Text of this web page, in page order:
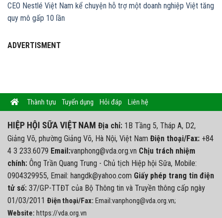
CEO Nestlé Việt Nam kể chuyện hỗ trợ một doanh nghiệp Việt tăng
quy mô gấp 10 lần
ADVERTISMENT
Thành tựu Tuyển dụng Hỏi đáp Liên hệ
HIỆP HỘI SỮA VIỆT NAM Địa chỉ: 1B Tầng 5, Tháp A, D2,
Giảng Võ, phường Giảng Võ, Hà Nội, Việt Nam Điện thoại/Fax: +84
4 3 233.6079 Email:vanphong@vda.org.vn Chịu trách nhiệm
chính: Ông Trần Quang Trung - Chủ tịch Hiệp hội Sữa, Mobile:
0904329955, Email: hangdk@yahoo.com Giấy phép trang tin điện
tử số: 37/GP-TTĐT của Bộ Thông tin và Truyền thông cấp ngày
01/03/2011 Điện thoại/Fax: Email:vanphong@vda.org.vn;
Website: https://vda.org.vn